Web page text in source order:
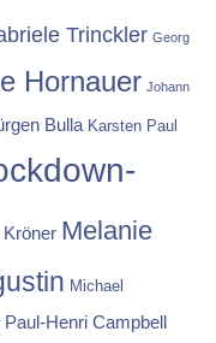
Trinckler Georg
Hornauer Johann
Bulla Karsten Paul
Melanie
Michael
Paul-Henri Campbell